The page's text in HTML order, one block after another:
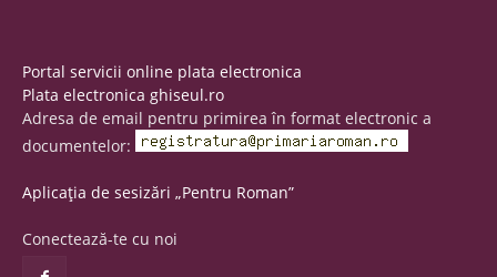
Portal servicii online plata electronica
Plata electronica ghiseul.ro
Adresa de email pentru primirea în format electronic a
documentelor:
Aplicația de sesizări „Pentru Roman”
Conectează-te cu noi